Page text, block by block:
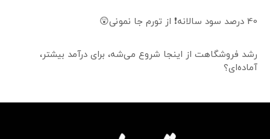
40 درصد سود سالانه❗ از تورم جا نمونی😲
رشد فروشگاهت از اینجا شروع می‌شه، برای درآمد بیشتر،
آماده‌ای؟